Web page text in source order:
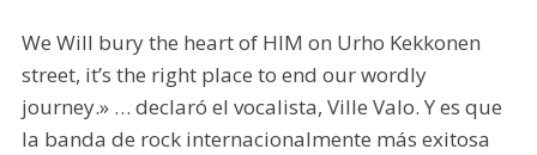
We Will bury the heart of HIM on Urho Kekkonen
street, it’s the right place to end our wordly
journey.» … declaró el vocalista, Ville Valo. Y es que
la banda de rock internacionalmente más exitosa